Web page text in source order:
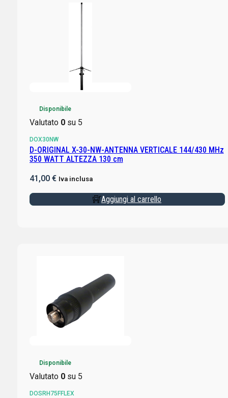
Disponibile
Valutato 0su 5
DOX30NW
D-ORIGINAL X-30-NW-ANTENNA VERTICALE 144/430 MHz
350 WATT ALTEZZA 130 cm
41,00 € Iva inclusa
Aggiungi al carrello
Disponibile
Valutato 0su 5
DOSRH75FFLEX